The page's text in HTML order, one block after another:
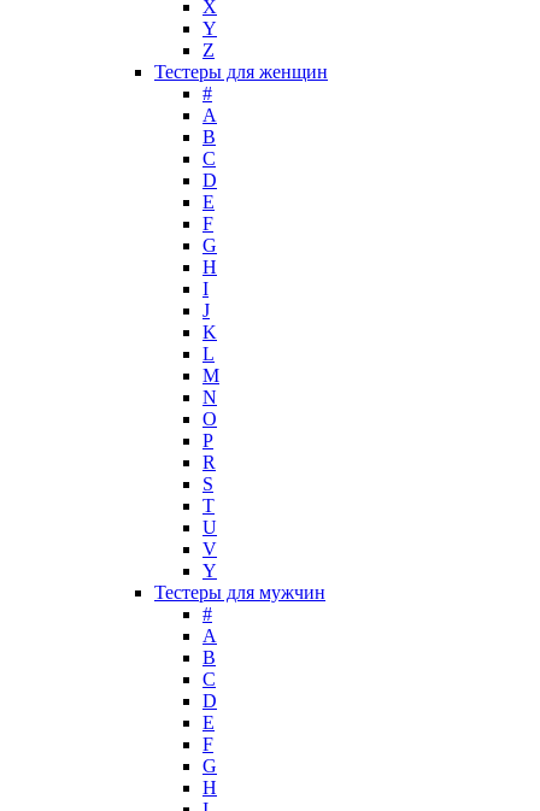
X
Y
Z
Тестеры для женщин
#
A
B
C
D
E
F
G
H
I
J
K
L
M
N
O
P
R
S
T
U
V
Y
Тестеры для мужчин
#
A
B
C
D
E
F
G
H